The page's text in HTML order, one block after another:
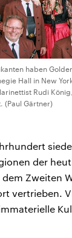
haben
Hall in New
Rudi
(Paul Gärtner)
der
dem Zweiten
vertrieben.